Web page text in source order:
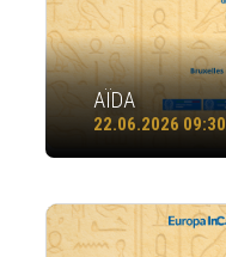
AÏDA
22.06.2026 09:30